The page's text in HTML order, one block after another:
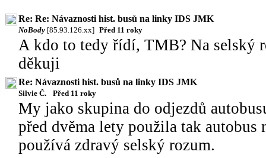
Re: Re: Návaznosti hist. busů na linky IDS JMK
NoBody [85.93.126.xx] Před 11 roky
A kdo to tedy řídí, TMB? Na selský
děkuji
Re: Návaznosti hist. busů na linky IDS JMK
Silvie Č. Před 11 roky
My jako skupina do odjezdů
před dvěma lety použila tak
používá zdravý selský rozum.